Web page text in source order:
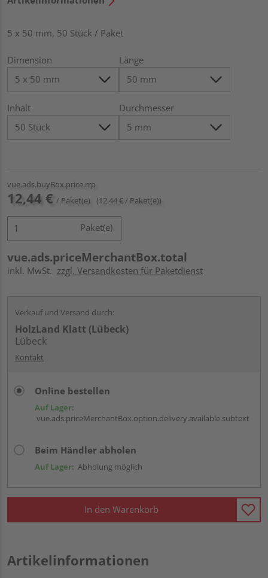
5 x 50 mm, 50 Stück / Paket
Dimension Länge
Inhalt Durchmesser
vue.ads.buyBox.price.rrp
12,44 € / Paket(e) (12,44 € / Paket(e))
Paket(e)
vue.ads.priceMerchantBox.total
inkl. MwSt. zzgl. Versandkosten für Paketdienst
Verkauf und Versand durch:
HolzLand Klatt (Lübeck)
Lübeck
Kontakt
Online bestellen
Auf Lager:
vue.ads.priceMerchantBox.option.delivery.available.subtext
Beim Händler abholen
Auf Lager: Abholung möglich
In den Warenkorb
Artikelinformationen